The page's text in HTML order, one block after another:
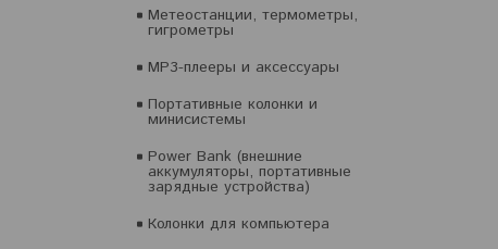
Метеостанции, термометры,
гигрометры
MP3-плееры и аксессуары
Портативные колонки и
минисистемы
Power Bank (внешние
аккумуляторы, портативные
зарядные устройства)
Колонки для компьютера